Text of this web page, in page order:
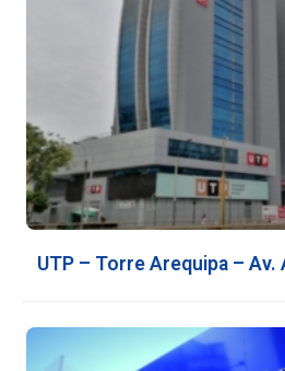
UTP – Torre Arequipa – Av.